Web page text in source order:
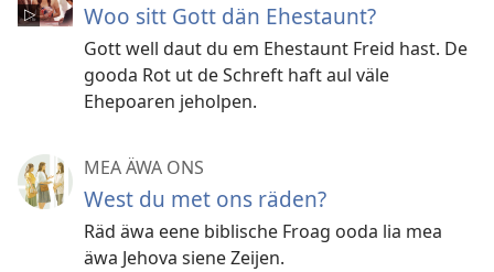
Woo sitt Gott dän Ehestaunt?
Gott well daut du em Ehestaunt Freid hast. De
gooda Rot ut de Schreft haft aul väle
Ehepoaren jeholpen.
MEA ÄWA ONS
West du met ons räden?
Räd äwa eene biblische Froag ooda lia mea
äwa Jehova siene Zeijen.